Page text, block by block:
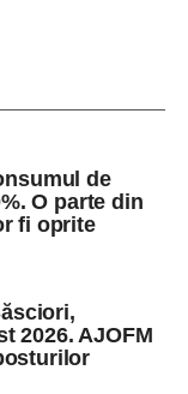
de
O parte din
fi oprite
2026. AJOFM